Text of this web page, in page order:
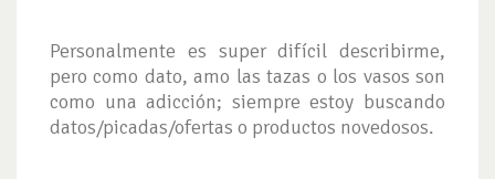
Personalmente es super difícil describirme,
pero como dato, amo las tazas o los vasos son
como una adicción; siempre estoy buscando
datos/picadas/ofertas o productos novedosos.